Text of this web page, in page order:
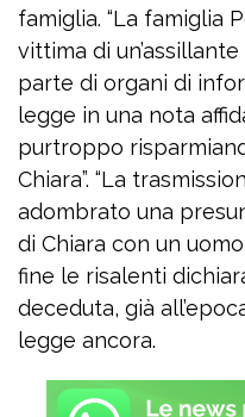
famiglia. “La famiglia
vittima di
parte di organi di
legge in una nota
purtroppo
Chiara”. “La
adombrato una
di Chiara con un
fine le risalenti
deceduta, già
legge ancora.